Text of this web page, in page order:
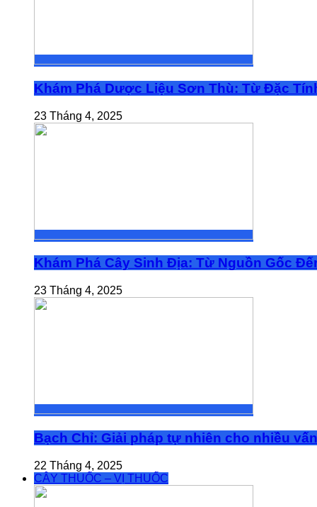
Khám Phá Dược Liệu Sơn Thù: Từ Đặc
23 Tháng 4, 2025
Khám Phá Cây Sinh Địa: Từ Nguồn Gốc
23 Tháng 4, 2025
Bạch Chỉ: Giải pháp tự nhiên cho nhiều
22 Tháng 4, 2025
CÂY THUỐC – VỊ THUỐC